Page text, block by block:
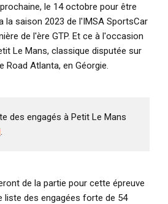
le 14 octobre pour être
la saison 2023 de l'IMSA SportsCar
de l'ère GTP. Et ce à l'occasion
Le Mans, classique disputée sur
Road Atlanta, en Géorgie.
des engagés à Petit Le Mans
.
de la partie pour cette épreuve
liste des engagées forte de 54